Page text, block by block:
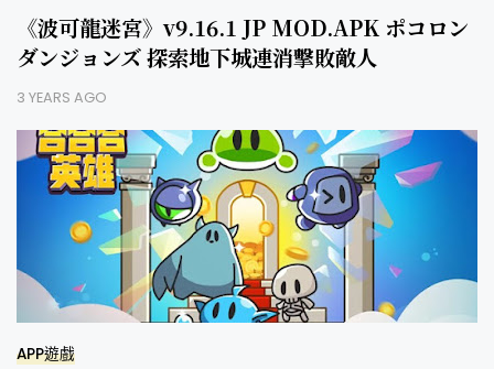
《波可龍迷宮》v9.16.1 JP MOD.APK ポコロン
ダンジョンズ 探索地下城連消擊敗敵人
3 YEARS AGO
APP遊戲